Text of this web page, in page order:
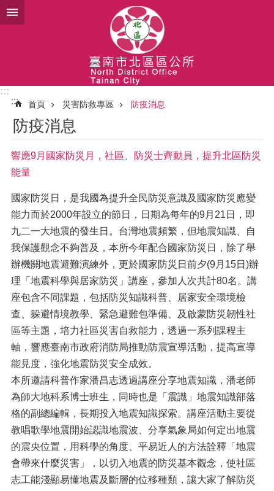
跳到主要內容區塊
:::
:::
首頁 災害防救專區 防疫消息
防疫消息
響應9月國家防災月，社區、防災士齊動員，提升北區防災
能量
國家防災日，是我國為提升全民防災意識及國家防災應變
能力而於2000年設立的節日，日期為每年的9月21日，即
九二一大地震的發生日。台灣地震頻繁，但地震知識、自
我保護觀念不夠普及，本所今年配合國家防災日，除了舉
辦機關地震避難演練外，更於國家防災日前夕(9月15日)辦
理「地震科學與居家防災」講座，參加人次共計80名。講
座包含不同課題，包括防災知識科普、居家安全環境檢
查、躲避情境教學、緊急避難包準備、及啟蒙防災韌性社
區等主題，培力社區災害自救能力，透過一系列課程主
軸，響應臺南市政府消防局推動防震宣導活動，提高宣導
能見度，強化地震防災安全成效。
本所邀請科普作家潘昌志透過講座分享地震知識，潘老師
為師大地科系博士班生，同時也是「震識」地震知識部落
格的副總編輯，長期投入地震知識探索。講座活動主要從
教唱歌學地震開始認識地震波、分享氣象局如何定出地震
的震央位置，用科學的角度、平易近人的方法詮釋「地震
會帶來什麼災害」，以切入地震的防災基本觀念，使社區
志工能淺顯易懂地震及斷層的位移種類，讓大家了解防災